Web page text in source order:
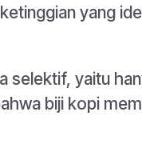
yang
selektif, yaitu
biji kopi